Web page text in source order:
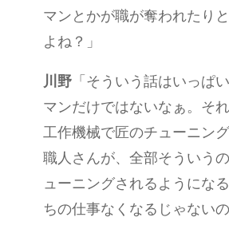
マンとかが職が奪われたり
よね？」
川野「そういう話はいっぱ
マンだけではないなぁ。そ
工作機械で匠のチューニン
職人さんが、全部そういう
ューニングされるようにな
ちの仕事なくなるじゃない